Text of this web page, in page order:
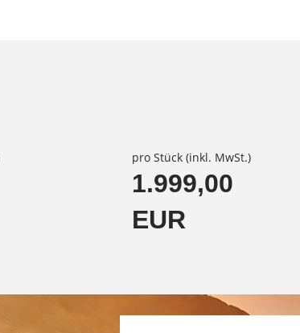
pro Stück (inkl. MwSt.)
1.999,00
EUR